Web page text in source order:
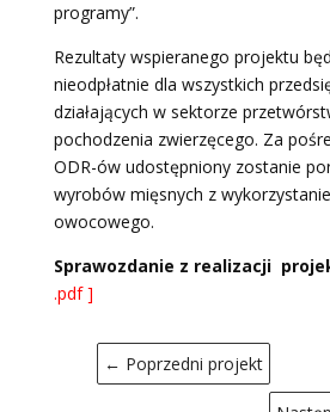
programy”.
Rezultaty wspieranego projektu
nieodpłatnie dla wszystkich
działających w sektorze
pochodzenia zwierzęcego. Za
ODR-ów udostępniony zostanie
wyrobów mięsnych z
owocowego.
Sprawozdanie z realizacji
.pdf ]
← Poprzedni projekt